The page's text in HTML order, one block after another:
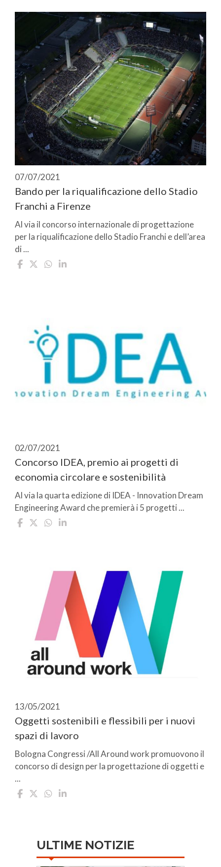
07/07/2021
Bando per la riqualificazione dello Stadio
Franchi a Firenze
Al via il concorso internazionale di progettazione
per la riqualificazione dello Stadio Franchi e dell’area
di ...
02/07/2021
Concorso IDEA, premio ai progetti di
economia circolare e sostenibilità
Al via la quarta edizione di IDEA - Innovation Dream
Engineering Award che premierà i 5 progetti ...
13/05/2021
Oggetti sostenibili e flessibili per i nuovi
spazi di lavoro
Bologna Congressi /All Around work promuovono il
concorso di design per la progettazione di oggetti e
...
ULTIME NOTIZIE